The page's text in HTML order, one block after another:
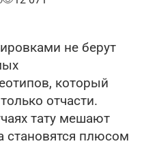
не берут
который
отчасти.
тату мешают
становятся плюсом